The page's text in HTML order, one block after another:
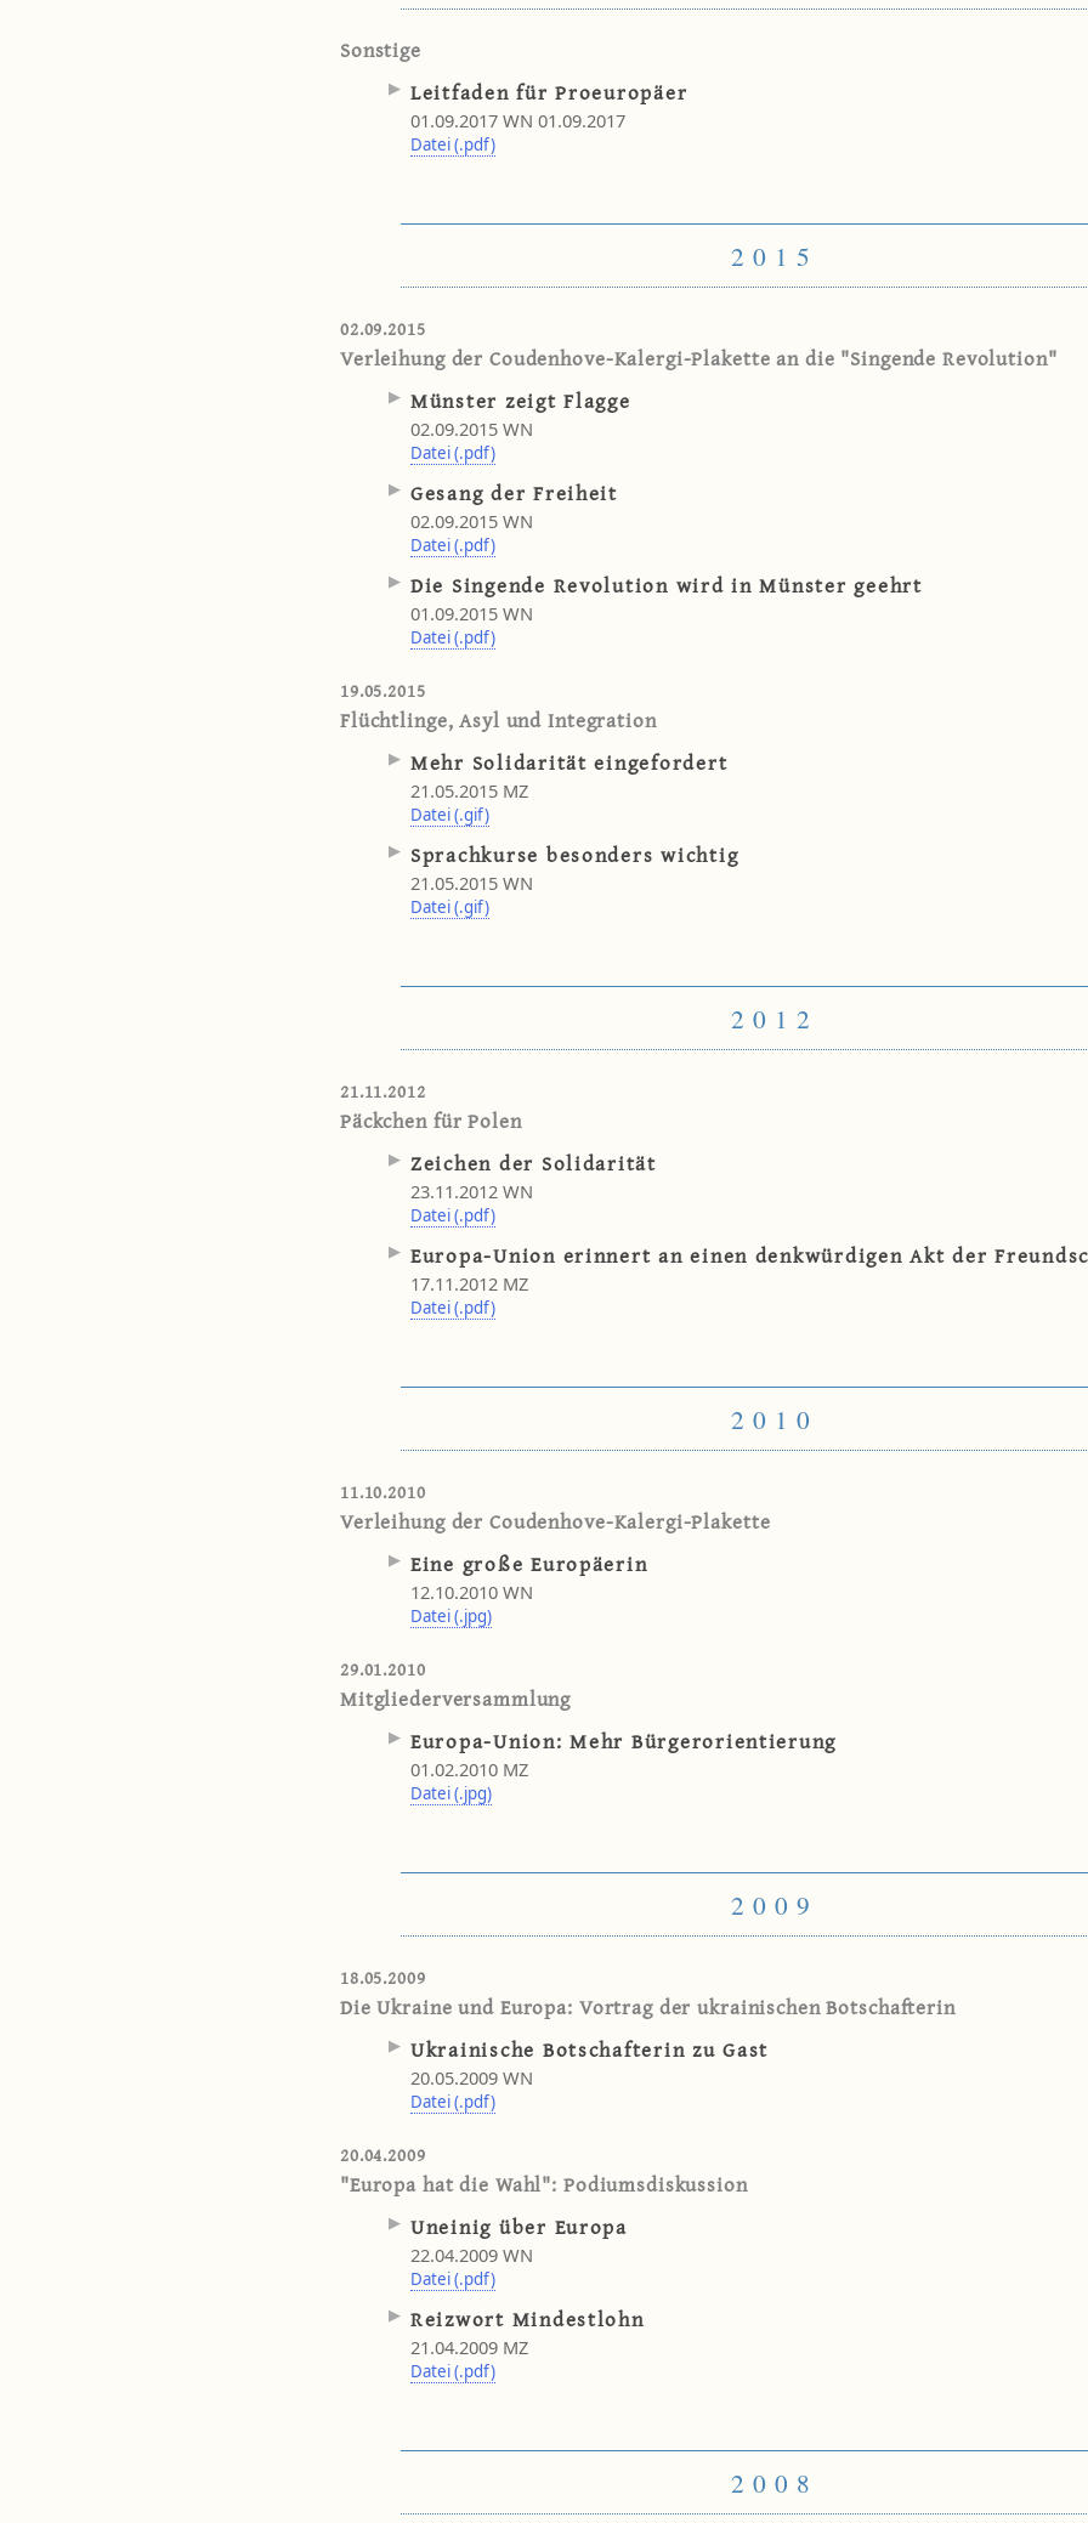
Sonstige
Leitfaden für Proeuropäer
01.09.2017 WN 01.09.2017
Datei (.pdf)
2015
02.09.2015
Verleihung der Coudenhove-Kalergi-Plakette an die "Singende Revolution"
Münster zeigt Flagge
02.09.2015 WN
Datei (.pdf)
Gesang der Freiheit
02.09.2015 WN
Datei (.pdf)
Die Singende Revolution wird in Münster geehrt
01.09.2015 WN
Datei (.pdf)
19.05.2015
Flüchtlinge, Asyl und Integration
Mehr Solidarität eingefordert
21.05.2015 MZ
Datei (.gif)
Sprachkurse besonders wichtig
21.05.2015 WN
Datei (.gif)
2012
21.11.2012
Päckchen für Polen
Zeichen der Solidarität
23.11.2012 WN
Datei (.pdf)
Europa-Union erinnert an einen denkwürdigen Akt der
17.11.2012 MZ
Datei (.pdf)
2010
11.10.2010
Verleihung der Coudenhove-Kalergi-Plakette
Eine große Europäerin
12.10.2010 WN
Datei (.jpg)
29.01.2010
Mitgliederversammlung
Europa-Union: Mehr Bürgerorientierung
01.02.2010 MZ
Datei (.jpg)
2009
18.05.2009
Die Ukraine und Europa: Vortrag der ukrainischen Botschafterin
Ukrainische Botschafterin zu Gast
20.05.2009 WN
Datei (.pdf)
20.04.2009
"Europa hat die Wahl": Podiumsdiskussion
Uneinig über Europa
22.04.2009 WN
Datei (.pdf)
Reizwort Mindestlohn
21.04.2009 MZ
Datei (.pdf)
2008